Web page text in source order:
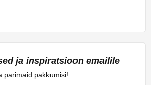
ja inspiratsioon emailile
parimaid pakkumisi!